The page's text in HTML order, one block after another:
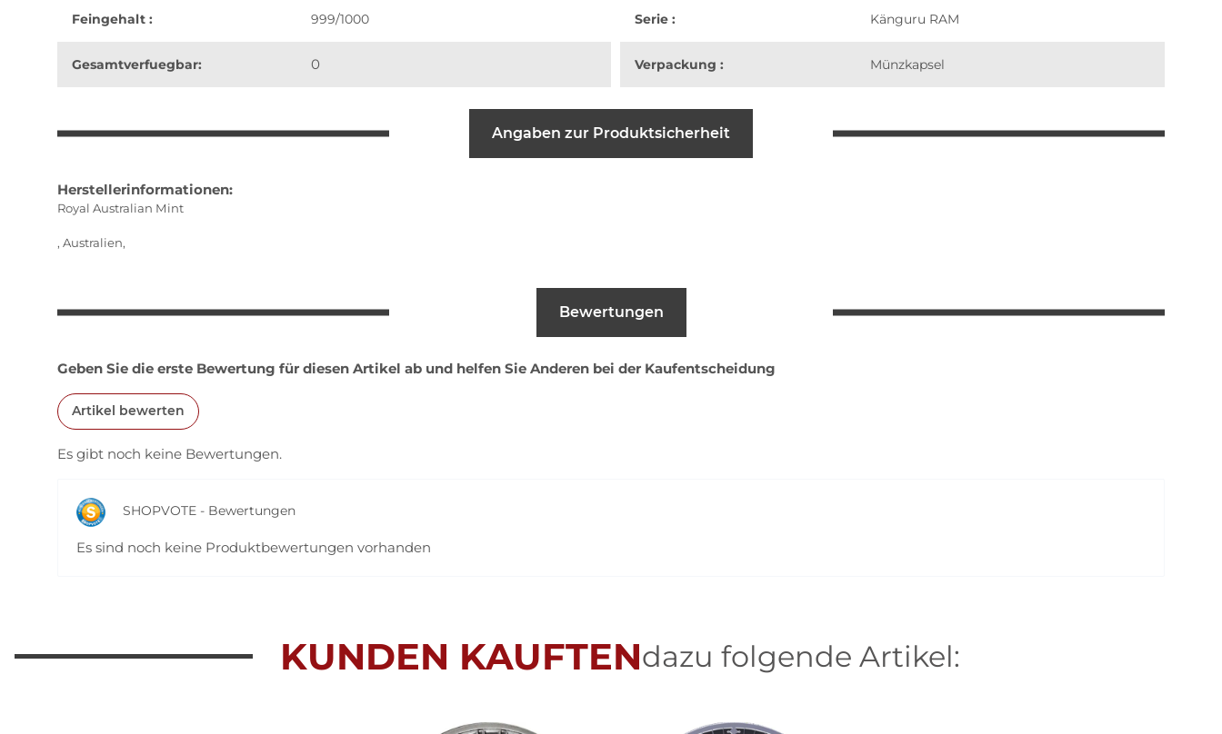
Feingehalt : 999/1000
Gesamtverfuegbar: 0
Serie : Känguru RAM
Verpackung : Münzkapsel
Angaben zur Produktsicherheit
Herstellerinformationen:
Royal Australian Mint
, Australien,
Bewertungen
Geben Sie die erste Bewertung für diesen Artikel ab und helfen Sie Anderen bei der Kaufentscheidung
Artikel bewerten
Es gibt noch keine Bewertungen.
SHOPVOTE - Bewertungen
Es sind noch keine Produktbewertungen vorhanden
KUNDEN KAUFTENdazu folgende Artikel: